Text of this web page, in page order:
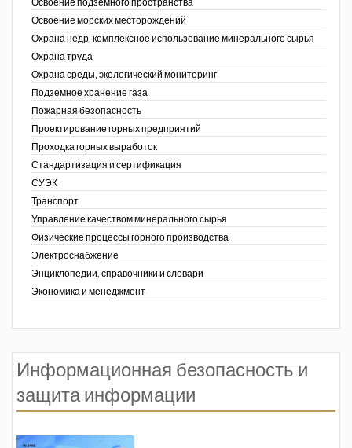
Освоение морских месторождений
Охрана недр, комплексное использование минерального сырья
Охрана труда
Охрана среды, экологический мониторинг
Подземное хранение газа
Пожарная безопасность
Проектирование горных предприятий
Проходка горных выработок
Стандартизация и сертификация
СУЭК
Транспорт
Управление качеством минерального сырья
Физические процессы горного производства
Электроснабжение
Энциклопедии, справочники и словари
Экономика и менеджмент
Информационная безопасность и
защита информации